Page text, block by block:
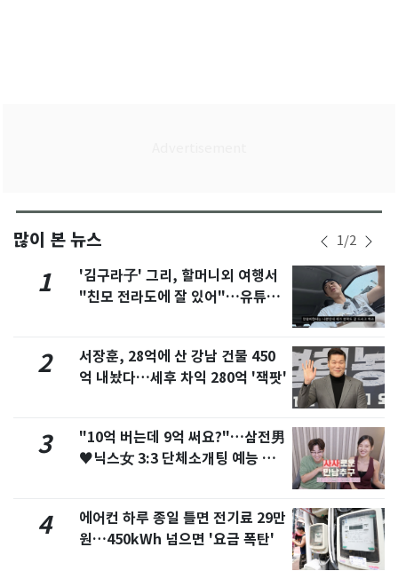
많이 본 뉴스 1/2
1
'김구라子' 그리, 할머니외 여행서
"친모 전라도에 잘 있어"…유튜브
2
서장훈, 28억에 산 강남 건물 450
억 내놨다…세후 차익 280억 '잭팟'
3
"10억 버는데 9억 써요?"…삼전男
♥닉스女 3:3 단체소개팅 예능 화
4
에어컨 하루 종일 틀면 전기료 29만
원…450kWh 넘으면 '요금 폭탄'